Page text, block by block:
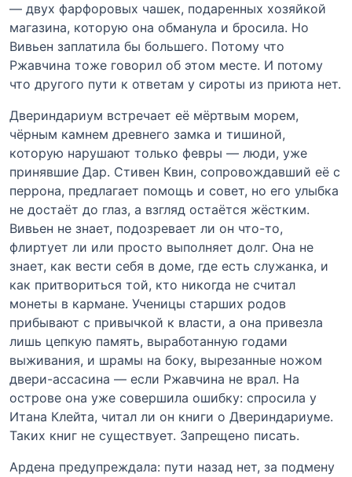
— двух фарфоровых чашек, подаренных хозяйкой
магазина, которую она обманула и бросила. Но
Вивьен заплатила бы большего. Потому что
Ржавчина тоже говорил об этом месте. И потому
что другого пути к ответам у сироты из приюта нет.
Двериндариум встречает её мёртвым морем,
чёрным камнем древнего замка и тишиной,
которую нарушают только февры — люди, уже
принявшие Дар. Стивен Квин, сопровождавший её с
перрона, предлагает помощь и совет, но его улыбка
не достаёт до глаз, а взгляд остаётся жёстким.
Вивьен не знает, подозревает ли он что-то,
флиртует ли или просто выполняет долг. Она не
знает, как вести себя в доме, где есть служанка, и
как притвориться той, кто никогда не считал
монеты в кармане. Ученицы старших родов
прибывают с привычкой к власти, а она привезла
лишь цепкую память, выработанную годами
выживания, и шрамы на боку, вырезанные ножом
двери-ассасина — если Ржавчина не врал. На
острове она уже совершила ошибку: спросила у
Итана Клейта, читал ли он книги о Двериндариуме.
Таких книг не существует. Запрещено писать.
Ардена предупреждала: пути назад нет, за подмену